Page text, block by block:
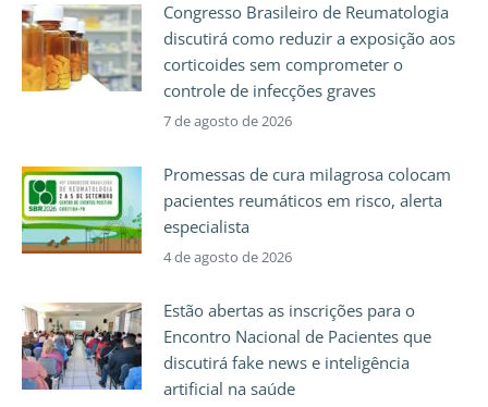
Congresso Brasileiro de Reumatologia
discutirá como reduzir a exposição aos
corticoides sem comprometer o
controle de infecções graves
7 de agosto de 2026
Promessas de cura milagrosa colocam
pacientes reumáticos em risco, alerta
especialista
4 de agosto de 2026
Estão abertas as inscrições para o
Encontro Nacional de Pacientes que
discutirá fake news e inteligência
artificial na saúde